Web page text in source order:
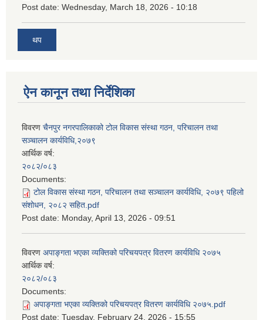
Post date: Wednesday, March 18, 2026 - 10:18
थप
ऐन कानून तथा निर्देशिका
विवरण चैनपुर नगरपालिकाको टोल विकास संस्था गठन, परिचालन तथा
सञ्चालन कार्यविधि,२०७९
आर्थिक वर्ष:
२०८२/०८३
Documents:
टोल विकास संस्था गठन, परिचालन तथा सञ्चालन कार्यविधि, २०७९ पहिलो
संशोधन, २०८२ सहित.pdf
Post date: Monday, April 13, 2026 - 09:51
विवरण अपाङ्गता भएका व्यक्तिको परिचयपत्र वितरण कार्यविधि २०७५
आर्थिक वर्ष:
२०८२/०८३
Documents:
अपाङ्गता भएका व्यक्तिको परिचयपत्र वितरण कार्यविधि २०७५.pdf
Post date: Tuesday, February 24, 2026 - 15:55